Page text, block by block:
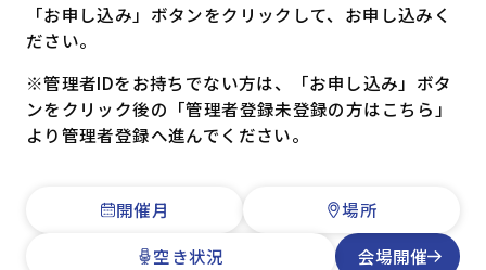
「お申し込み」ボタンをクリックして、お申し込みく
ださい。
※管理者IDをお持ちでない方は、「お申し込み」ボタ
ンをクリック後の「管理者登録未登録の方はこちら」
より管理者登録へ進んでください。
開催月
場所
空き状況
会場開催